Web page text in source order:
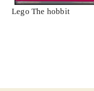
Lego The hobbit